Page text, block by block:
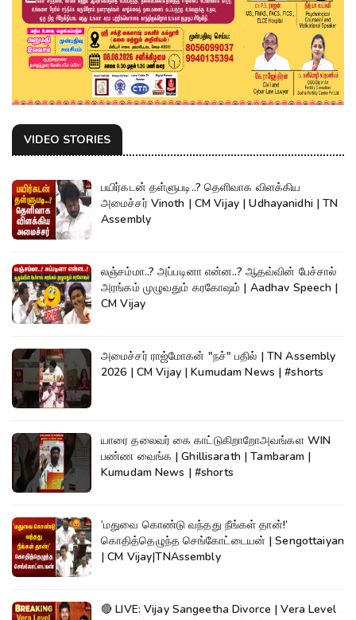
VIDEO STORIES
பயிர்கடன் தள்ளுபடி..? தெளிவாக விளக்கிய
அமைச்சர் Vinoth | CM Vijay | Udhayanidhi | TN
Assembly
லஞ்சம்மா..? அப்படினா என்ன..? ஆதவ்வின் பேச்சால்
அரங்கம் முழுவதும் கரகோஷம் | Aadhav Speech |
CM Vijay
அமைச்சர் ராஜ்மோகன் "நச்" பதில் | TN Assembly
2026 | CM Vijay | Kumudam News | #shorts
யாரை தலைவர் கை காட்டுகிறாறோஅவங்கள WIN
பண்ண வைங்க | Ghillisarath | Tambaram |
Kumudam News | #shorts
‘மதுவை கொண்டு வந்தது நீங்கள் தான்!’
கொதித்தெழுந்த செங்கோட்டையன் | Sengottaiyan
| CM Vijay|TNAssembly
🔴 LIVE: Vijay Sangeetha Divorce | Vera Level